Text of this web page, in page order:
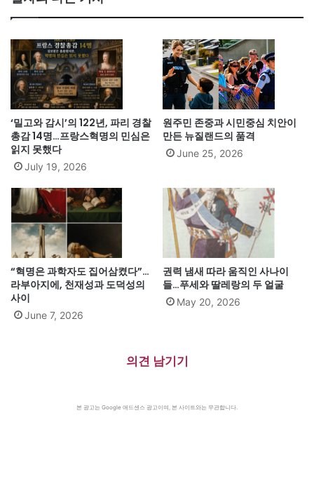
‘밀고와 감시’의 122년, 파리 경찰
총감 14명…프랑스혁명의 민심은
읽지 못했다
July 19, 2026
원주민 존중과 시민중심 치안이
만든 뉴질랜드의 품격
June 25, 2026
“혁명은 과학자도 집어삼켰다”…
라부아지에, 천재성과 도덕성의
사이
June 7, 2026
권력 냄새 따라 움직인 사나이
들…푸세와 딸레랑의 두 얼굴
May 20, 2026
의견 남기기
본 광고는 Google 애드센스 광고이며, 본 사이트와는 무관합니다.